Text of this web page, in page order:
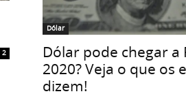
2
Dólar
Dólar pode chegar a
2020? Veja o que os
dizem!